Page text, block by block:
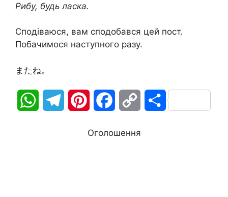
Рибу, будь ласка.
Сподіваюся, вам сподобався цей пост.
Побачимося наступного разу.
またね。
W П
Оголошення